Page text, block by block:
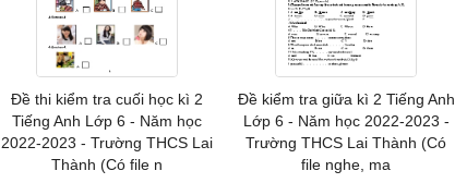
Đề thi kiểm tra cuối học kì 2
Tiếng Anh Lớp 6 - Năm học
2022-2023 - Trường THCS Lai
Thành (Có file n
Đề kiểm tra giữa kì 2 Tiếng Anh
Lớp 6 - Năm học 2022-2023 -
Trường THCS Lai Thành (Có
file nghe, ma